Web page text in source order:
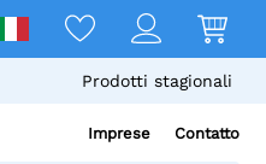
Prodotti stagionali
Imprese Contatto